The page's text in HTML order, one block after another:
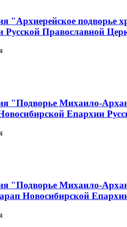
"Архиерейское подворье
Русской Православной
"Подворье Михаило-
Епархии
"Подворье Михаило-
Новосибирской